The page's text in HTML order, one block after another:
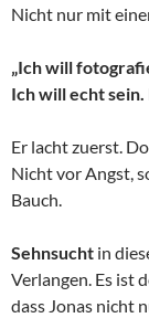
Nicht nur mit
„Ich will
Ich will echt sein.
Er lacht zuerst.
Nicht vor Angst,
Bauch.
Sehnsucht in
Verlangen. Es ist
dass Jonas nicht